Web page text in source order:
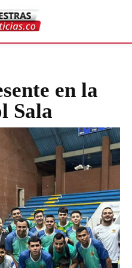
en la
Sala